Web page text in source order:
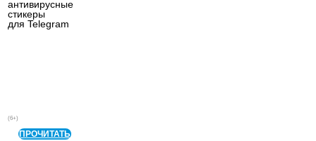
антивирусные
стикеры
для Telegram
(6+)
ПРОЧИТАТЬ